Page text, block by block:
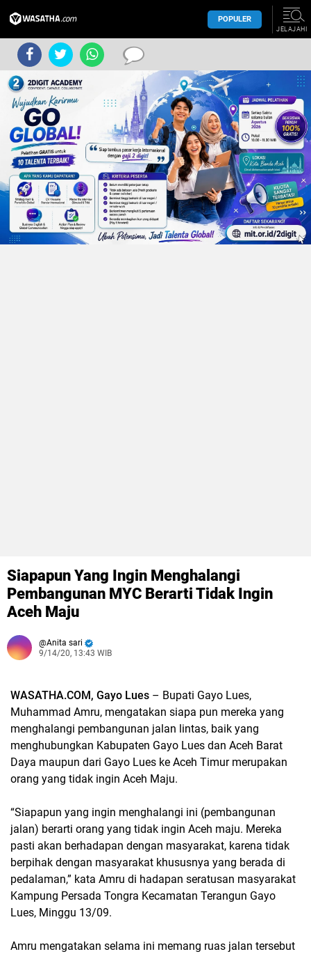
POPULER
JELAJAHI
Siapapun Yang Ingin Menghalangi
Pembangunan MYC Berarti Tidak Ingin
Aceh Maju
Anita sari
9/14/20, 13:43 WIB
WASATHA.COM, Gayo Lues – Bupati Gayo Lues,
Muhammad Amru, mengatakan siapa pun mereka yang
menghalangi pembangunan jalan lintas, baik yang
menghubungkan Kabupaten Gayo Lues dan Aceh Barat
Daya maupun dari Gayo Lues ke Aceh Timur merupakan
orang yang tidak ingin Aceh Maju.
“Siapapun yang ingin menghalangi ini (pembangunan
jalan) berarti orang yang tidak ingin Aceh maju. Mereka
pasti akan berhadapan dengan masyarakat, karena tidak
berpihak dengan masyarakat khususnya yang berada di
pedalaman,” kata Amru di hadapan seratusan masyarakat
Kampung Persada Tongra Kecamatan Terangun Gayo
Lues, Minggu 13/09.
Amru mengatakan selama ini memang ruas jalan tersebut